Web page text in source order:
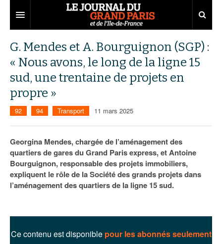
Territoires
Aménagement
Services urbains
Entreprises
Attractivité
Innovation
Transport
Départements
77
78
Nominations
Portraits
Les Assises du Grand Paris
Éditions précédentes
Le podcast
Ecouter les épisodes
G. Mendes et A. Bourguignon (SGP) :
« Nous avons, le long de la ligne 15
sud, une trentaine de projets en
propre »
92 94 Transport 11 mars 2025
Georgina Mendes, chargée de l’aménagement des
quartiers de gares du Grand Paris express, et Antoine
Bourguignon, responsable des projets immobiliers,
expliquent le rôle de la Société des grands projets dans
l’aménagement des quartiers de la ligne 15 sud.
Ce contenu est disponible pour les abonnés seulement